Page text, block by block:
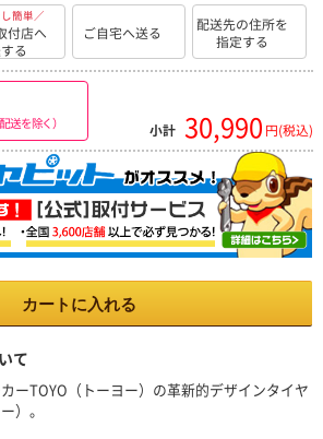
簡単／
付店へ
る
ご自宅へ送る
配送先の住所を
指定する
送を除く） 小計 30,990 円(税込)
カートに入れる
て
ーTOYO（トーヨー）の革新的デザインタイヤ
）。